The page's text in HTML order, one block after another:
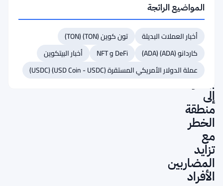
البيتكوين
ارتفاع
الرافعة
المالية
بيتكوين
إلى
منطقة
الخطر
مع
تزايد
المضاربين
الأفراد
المواضيع الرائجة
أخبار العملات البديلة
تون كوين (TON) (TON)
كاردانو (ADA) (ADA)
DeFi و NFT
أخبار البيتكوين
عملة الدولار الأمريكي المستقرة (USD Coin - USDC) (USDC)